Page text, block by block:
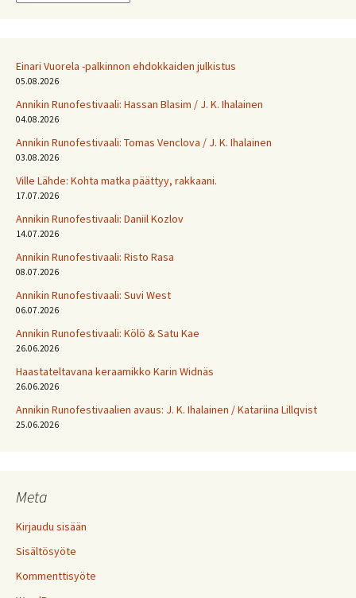
Einari Vuorela -palkinnon ehdokkaiden julkistus
05.08.2026
Annikin Runofestivaali: Has­san Bla­sim / J. K. Ihalainen
04.08.2026
Annikin Runofestivaali: Tomas Venclova / J. K. Ihalainen
03.08.2026
Ville Lähde: Kohta matka päättyy, rakkaani.
17.07.2026
Annikin Runofestivaali: Daniil Kozlov
14.07.2026
Annikin Runofestivaali: Risto Rasa
08.07.2026
Annikin Runofestivaali: Suvi West
06.07.2026
Annikin Runofestivaali: Kölö & Satu Kae
26.06.2026
Haastateltavana keraamikko Karin Widnäs
26.06.2026
Annikin Runofestivaalien avaus: J. K. Ihalainen / Katariina Lillqvist
25.06.2026
Meta
Kirjaudu sisään
Sisältösyöte
Kommenttisyöte